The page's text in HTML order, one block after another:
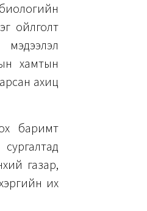
ойлголт
хамтын
ахиц
баримт
газар,
их